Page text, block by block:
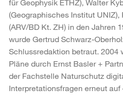
für Geophysik ETHZ), Walter
(Geographisches Institut UNIZ),
(ARV/BD Kt. ZH) in den Jahren
wurde Gertrud Schwarz-
Schlussredaktion betraut. 2004
Pläne durch Ernst Basler +
der Fachstelle Naturschutz
Interpretationsfragen erneut